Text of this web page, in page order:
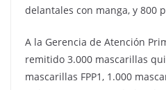
delantales con manga, y 800
A la Gerencia de Atención
remitido 3.000 mascarillas
mascarillas FPP1, 1.000